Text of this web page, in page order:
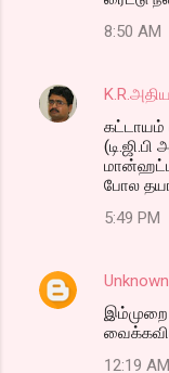
8:50 AM
கட்டாயம்
போல
5:49 PM
Unknown
இம்முறை
12:19 AM